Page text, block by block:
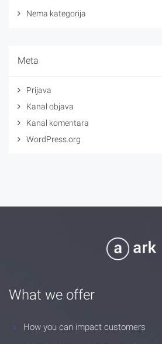
Nema kategorija
Meta
Prijava
Kanal objava
Kanal komentara
WordPress.org
What we offer
How you can impact customers